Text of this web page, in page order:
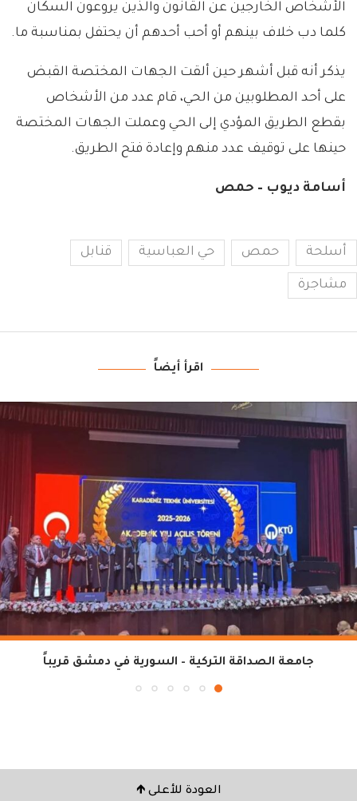
الأشخاص الخارجين عن القانون والذين يروعون السكان
كلما دب خلاف بينهم أو أحب أحدهم أن يحتفل بمناسبة ما.
يذكر أنه قبل أشهر حين ألقت الجهات المختصة القبض
على أحد المطلوبين من الحي، قام عدد من الأشخاص
بقطع الطريق المؤدي إلى الحي وعملت الجهات المختصة
حينها على توقيف عدد منهم وإعادة فتح الطريق.
أسامة ديوب – حمص
أسلحة حمص حي العباسية قنابل
مشاجرة
اقرأ أيضاً
جامعة الصداقة التركية – السورية في دمشق قريباً
العودة للأعلى 🡹